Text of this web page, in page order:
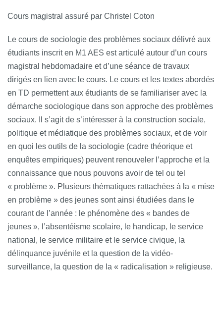
Cours magistral assuré par Christel Coton
Le cours de sociologie des problèmes sociaux délivré aux
étudiants inscrit en M1 AES est articulé autour d’un cours
magistral hebdomadaire et d’une séance de travaux
dirigés en lien avec le cours. Le cours et les textes abordés
en TD permettent aux étudiants de se familiariser avec la
démarche sociologique dans son approche des problèmes
sociaux. Il s’agit de s’intéresser à la construction sociale,
politique et médiatique des problèmes sociaux, et de voir
en quoi les outils de la sociologie (cadre théorique et
enquêtes empiriques) peuvent renouveler l’approche et la
connaissance que nous pouvons avoir de tel ou tel
« problème ». Plusieurs thématiques rattachées à la « mise
en problème » des jeunes sont ainsi étudiées dans le
courant de l’année : le phénomène des « bandes de
jeunes », l’absentéisme scolaire, le handicap, le service
national, le service militaire et le service civique, la
délinquance juvénile et la question de la vidéo-
surveillance, la question de la « radicalisation » religieuse.